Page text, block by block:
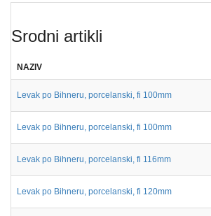
Srodni artikli
NAZIV
Levak po Bihneru, porcelanski, fi 100mm
Levak po Bihneru, porcelanski, fi 100mm
Levak po Bihneru, porcelanski, fi 116mm
Levak po Bihneru, porcelanski, fi 120mm